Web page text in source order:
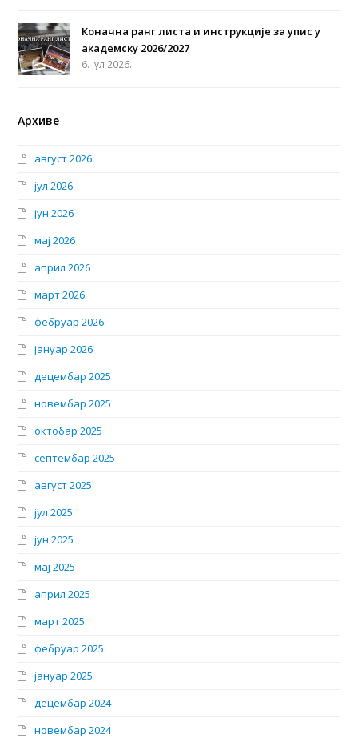
Коначна ранг листа и инструкције за упис у
академску 2026/2027
6. јул 2026.
Архиве
август 2026
јул 2026
јун 2026
мај 2026
април 2026
март 2026
фебруар 2026
јануар 2026
децембар 2025
новембар 2025
октобар 2025
септембар 2025
август 2025
јул 2025
јун 2025
мај 2025
април 2025
март 2025
фебруар 2025
јануар 2025
децембар 2024
новембар 2024